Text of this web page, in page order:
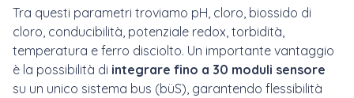
Tra questi parametri troviamo pH, cloro, biossido di
cloro, conducibilità, potenziale redox, torbidità,
temperatura e ferro disciolto. Un importante vantaggio
è la possibilità di integrare fino a 30 moduli sensore
su un unico sistema bus (büS), garantendo flessibilità